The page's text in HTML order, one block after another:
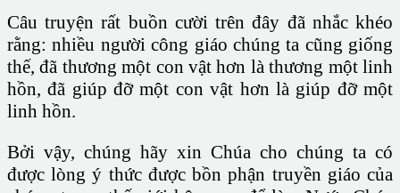
Câu truyện rất buồn cười trên đây đã nhắc khéo
rằng: nhiều người công giáo chúng ta cũng giống
thế, đã thương một con vật hơn là thương một linh
hồn, đã giúp đỡ một con vật hơn là giúp đỡ một
linh hồn.
Bởi vậy, chúng hãy xin Chúa cho chúng ta có
được lòng ý thức được bồn phận truyền giáo của